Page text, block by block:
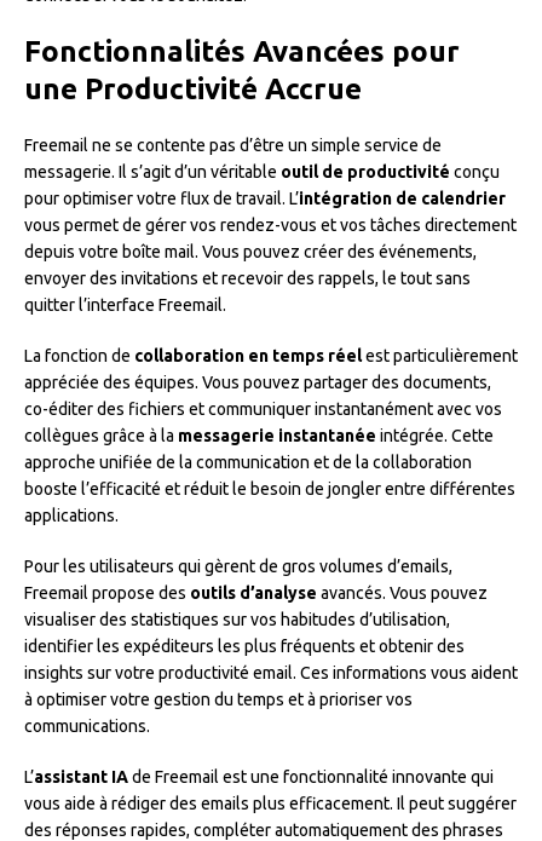
Fonctionnalités Avancées pour
une Productivité Accrue
Freemail ne se contente pas d’être un simple service de
messagerie. Il s’agit d’un véritable outil de productivité conçu
pour optimiser votre flux de travail. L’intégration de calendrier
vous permet de gérer vos rendez-vous et vos tâches directement
depuis votre boîte mail. Vous pouvez créer des événements,
envoyer des invitations et recevoir des rappels, le tout sans
quitter l’interface Freemail.
La fonction de collaboration en temps réelest particulièrement
appréciée des équipes. Vous pouvez partager des documents,
co-éditer des fichiers et communiquer instantanément avec vos
collègues grâce à la messagerie instantanée intégrée. Cette
approche unifiée de la communication et de la collaboration
booste l’efficacité et réduit le besoin de jongler entre différentes
applications.
Pour les utilisateurs qui gèrent de gros volumes d’emails,
Freemail propose des outils d’analyse avancés. Vous pouvez
visualiser des statistiques sur vos habitudes d’utilisation,
identifier les expéditeurs les plus fréquents et obtenir des
insights sur votre productivité email. Ces informations vous aident
à optimiser votre gestion du temps et à prioriser vos
communications.
L’assistant IAde Freemail est une fonctionnalité innovante qui
vous aide à rédiger des emails plus efficacement. Il peut suggérer
des réponses rapides, compléter automatiquement des phrases